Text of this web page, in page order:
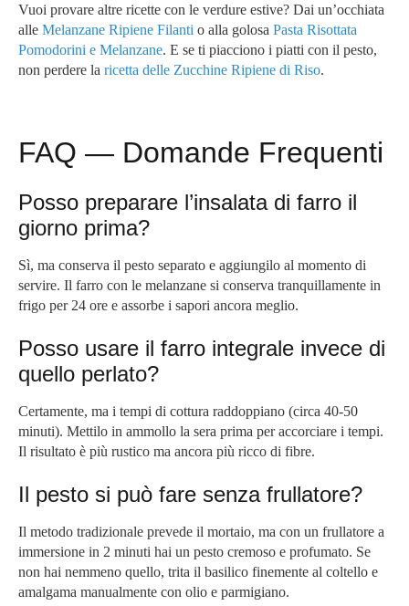
Vuoi provare altre ricette con le verdure estive? Dai un’occhiata
alle Melanzane Ripiene Filanti o alla golosa Pasta Risottata
Pomodorini e Melanzane. E se ti piacciono i piatti con il pesto,
non perdere la ricetta delle Zucchine Ripiene di Riso.
FAQ — Domande Frequenti
Posso preparare l’insalata di farro il
giorno prima?
Sì, ma conserva il pesto separato e aggiungilo al momento di
servire. Il farro con le melanzane si conserva tranquillamente in
frigo per 24 ore e assorbe i sapori ancora meglio.
Posso usare il farro integrale invece di
quello perlato?
Certamente, ma i tempi di cottura raddoppiano (circa 40-50
minuti). Mettilo in ammollo la sera prima per accorciare i tempi.
Il risultato è più rustico ma ancora più ricco di fibre.
Il pesto si può fare senza frullatore?
Il metodo tradizionale prevede il mortaio, ma con un frullatore a
immersione in 2 minuti hai un pesto cremoso e profumato. Se
non hai nemmeno quello, trita il basilico finemente al coltello e
amalgama manualmente con olio e parmigiano.